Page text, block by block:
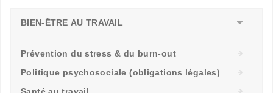
BIEN-ÊTRE AU TRAVAIL
Prévention du stress & du burn-out
Politique psychosociale (obligations légales)